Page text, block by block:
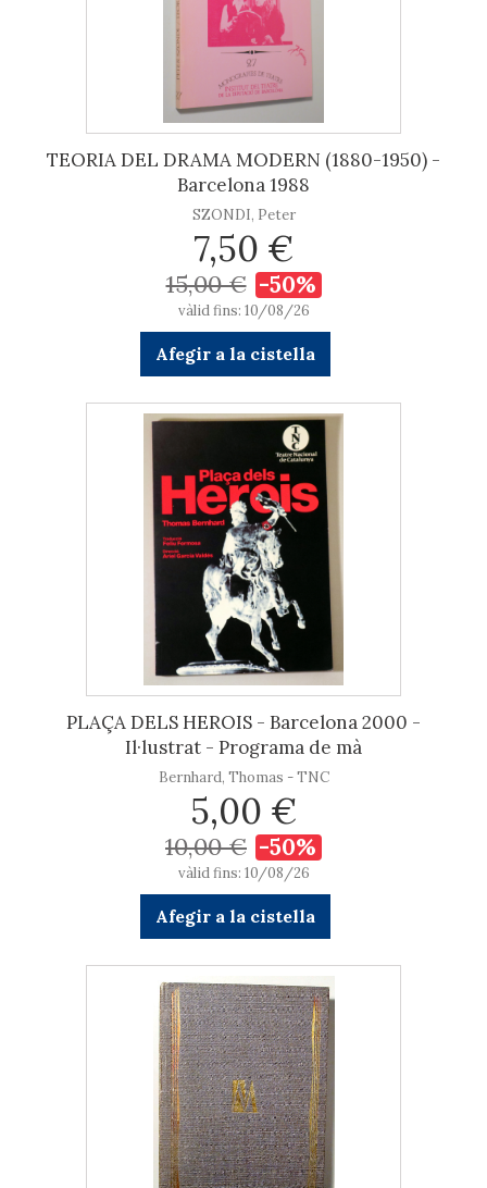
TEORIA DEL DRAMA MODERN (1880-1950) -
Barcelona 1988
SZONDI, Peter
7,50 €
15,00 € -50%
vàlid fins: 10/08/26
Afegir a la cistella
PLAÇA DELS HEROIS - Barcelona 2000 -
Il·lustrat - Programa de mà
Bernhard, Thomas - TNC
5,00 €
10,00 € -50%
vàlid fins: 10/08/26
Afegir a la cistella